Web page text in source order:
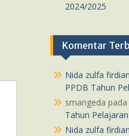
2024/2025
Komentar
Nida zulfa
PPDB Tahun
smangeda pada
Tahun
Nida zulfa